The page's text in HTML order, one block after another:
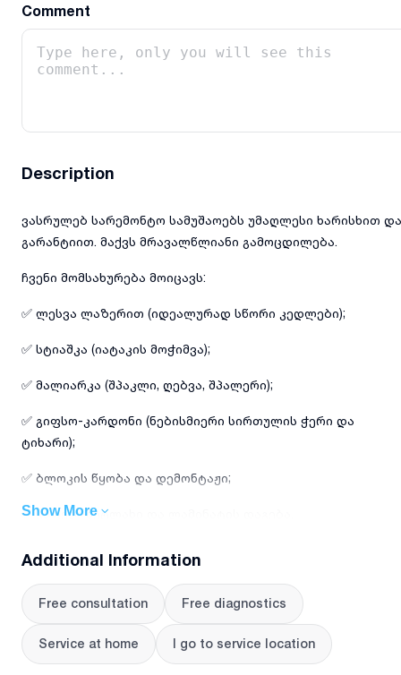
Comment
Description
ვასრულებ სარემონტო სამუშაოებს უმაღლესი ხარისხით და
გარანტიით. მაქვს მრავალწლიანი გამოცდილება.
​ჩვენი მომსახურება მოიცავს:
✅ ლესვა ლაზერით (იდეალურად სწორი კედლები);
✅ სტიაშკა (იატაკის მოჭიმვა);
✅ მალიარკა (შპაკლი, ღებვა, შპალერი);
✅ გიფსო-კარდონი (ნებისმიერი სირთულის ჭერი და
ტიხარი);
✅ ბლოკის წყობა და დემონტაჟი;
✅ კაფელ-მეტლახი და ლამინატის დაგება.
📌 ვიყენებთ თანამედროვე ხელსაწყოებს (ლაზერული
გასწორება).
​დეტალებზე და ფასებზე დამიკავშირდით:
Show More
Additional Information
Free consultation Free diagnostics
Service at home I go to service location